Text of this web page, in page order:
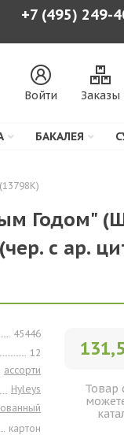
+7 (495) 249-
Войти Заказы
БАКАЛЕЯ
Годом"
с ар.
45446
12
ассорти
Hyleys
картон
Товар